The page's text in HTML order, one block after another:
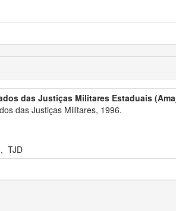
das Justiças Militares Estaduais
das Justiças Militares, 1996.
, TJD